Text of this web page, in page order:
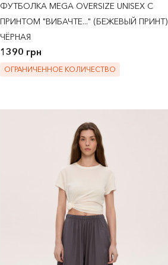
ФУТБОЛКА MEGA OVERSIZE UNISEX С
ПРИНТОМ "ВИБАЧТЕ..." (БЕЖЕВЫЙ ПРИНТ)
ЧЁРНАЯ
1390 грн
ОГРАНИЧЕННОЕ КОЛИЧЕСТВО